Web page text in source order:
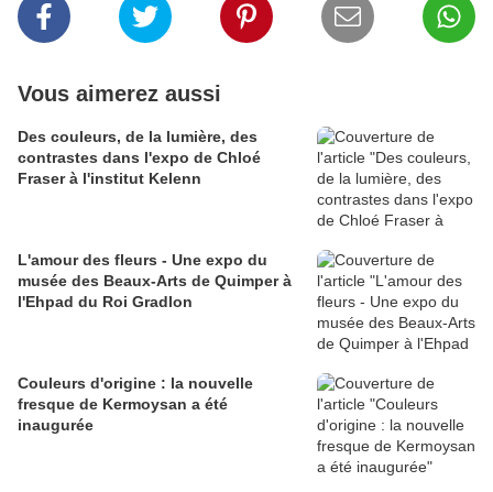
Vous aimerez aussi
Des couleurs, de la lumière, des
contrastes dans l'expo de Chloé
Fraser à l'institut Kelenn
L'amour des fleurs - Une expo du
musée des Beaux-Arts de Quimper à
l'Ehpad du Roi Gradlon
Couleurs d'origine : la nouvelle
fresque de Kermoysan a été
inaugurée